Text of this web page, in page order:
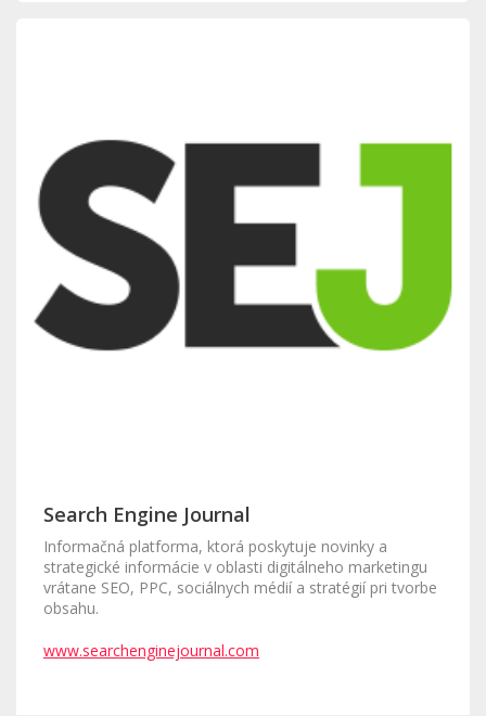
Search Engine Journal
Informačná platforma, ktorá poskytuje novinky a
strategické informácie v oblasti digitálneho marketingu
vrátane SEO, PPC, sociálnych médií a stratégií pri tvorbe
obsahu.
www.searchenginejournal.com